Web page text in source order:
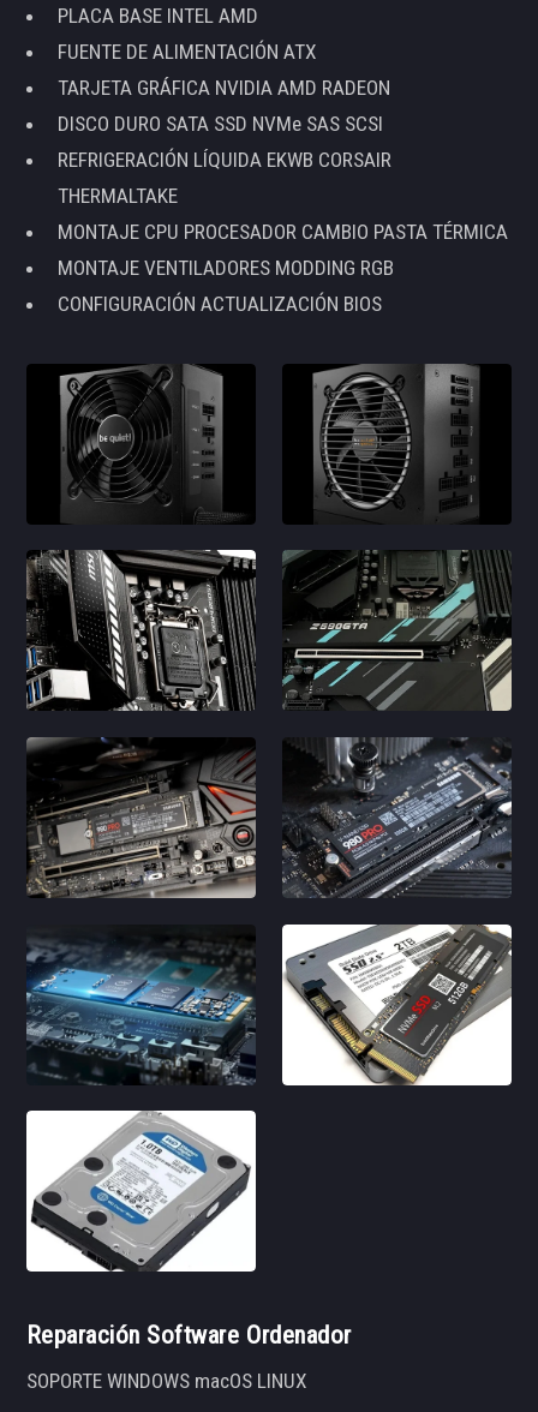
PLACA BASE INTEL AMD
FUENTE DE ALIMENTACIÓN ATX
TARJETA GRÁFICA NVIDIA AMD RADEON
DISCO DURO SATA SSD NVMe SAS SCSI
REFRIGERACIÓN LÍQUIDA EKWB CORSAIR
THERMALTAKE
MONTAJE CPU PROCESADOR CAMBIO PASTA TÉRMICA
MONTAJE VENTILADORES MODDING RGB
CONFIGURACIÓN ACTUALIZACIÓN BIOS
Reparación Software Ordenador
SOPORTE WINDOWS macOS LINUX